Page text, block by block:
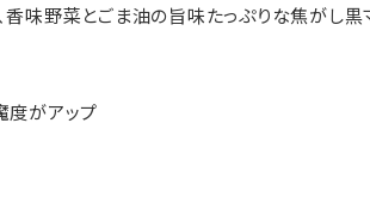
香味野菜とごま油の旨味たっぷりな焦がし黒
度がアップ